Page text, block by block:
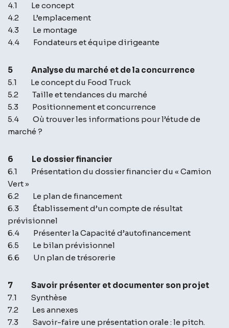
4.1 Le concept
4.2 L’emplacement
4.3 Le montage
4.4 Fondateurs et équipe dirigeante
5 Analyse du marché et de la concurrence
5.1 Le concept du Food Truck
5.2 Taille et tendances du marché
5.3 Positionnement et concurrence
5.4 Où trouver les informations pour l’étude de
marché ?
6 Le dossier financier
6.1 Présentation du dossier financier du « Camion
Vert »
6.2 Le plan de financement
6.3 Établissement d’un compte de résultat
prévisionnel
6.4 Présenter la Capacité d’autofinancement
6.5 Le bilan prévisionnel
6.6 Un plan de trésorerie
7 Savoir présenter et documenter son projet
7.1 Synthèse
7.2 Les annexes
7.3 Savoir-faire une présentation orale : le pitch.